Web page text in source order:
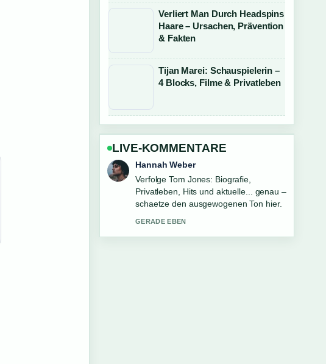
Verliert Man Durch Headspins
Haare – Ursachen, Prävention
& Fakten
Tijan Marei: Schauspielerin –
4 Blocks, Filme & Privatleben
LIVE-KOMMENTARE
Tim Vogel
Hilfreicher Kontext zu Julian Brandt
wechselt zu Ajax Amsterdam. Bitte
haltet diesen Liveticker aktuell.
3 MIN ZUVOR